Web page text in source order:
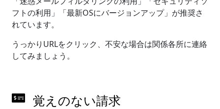
フトの利用」「最新OSにバージョンアップ」が推奨さ
れています。
うっかりURLをクリック、不安な場合は関係各所に連絡
してみましょう。
覚えのない請求